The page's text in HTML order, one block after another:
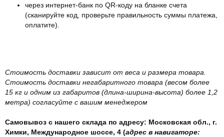
через интернет-банк по QR-коду на бланке счета
(сканируйте код, проверьте правильность суммы платежа,
оплатите).
Стоимость доставки зависит от веса и размера товара.
Стоимость доставки негабаритного товара (весом более
15 кг и одним из габаритов (длина-ширина-высота) более 1,2
метра) согласуйте с вашим менеджером
Самовывоз с нашего склада по адресу: Московская обл., г.
Химки, Международное шоссе, 4 (адрес в навигаторе: